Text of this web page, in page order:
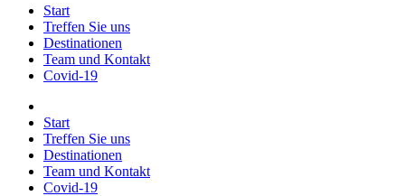
Start
Treffen Sie uns
Destinationen
Team und Kontakt
Covid-19
Start
Treffen Sie uns
Destinationen
Team und Kontakt
Covid-19